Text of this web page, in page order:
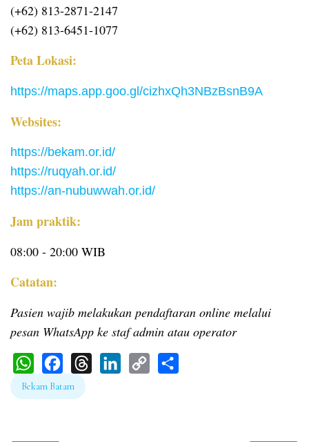
(+62) 813-2871-2147
(+62) 813-6451-1077
Peta Lokasi:
https://maps.app.goo.gl/cizhxQh3NBzBsnB9A
Websites:
https://bekam.or.id/
https://ruqyah.or.id/
https://an-nubuwwah.or.id/
Jam praktik:
08:00 - 20:00 WIB
Catatan:
Pasien wajib melakukan pendaftaran online melalui
pesan WhatsApp ke staf admin atau operator
WhatsAppFacebookThreads
Bekam Batam